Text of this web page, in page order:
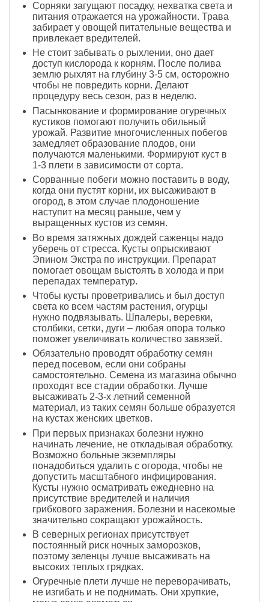
Сорняки загущают посадку, нехватка света и
питания отражается на урожайности. Трава
забирает у овощей питательные вещества и
привлекает вредителей.
Не стоит забывать о рыхлении, оно дает
доступ кислорода к корням. После полива
землю рыхлят на глубину 3-5 см, осторожно
чтобы не повредить корни. Делают
процедуру весь сезон, раз в неделю.
Пасынкование и формирование огуречных
кустиков помогают получить обильный
урожай. Развитие многочисленных побегов
замедляет образование плодов, они
получаются маленькими. Формируют куст в
1-3 плети в зависимости от сорта.
Сорванные побеги можно поставить в воду,
когда они пустят корни, их высаживают в
огород, в этом случае плодоношение
наступит на месяц раньше, чем у
выращенных кустов из семян.
Во время затяжных дождей саженцы надо
уберечь от стресса. Кусты опрыскивают
Эпином Экстра по инструкции. Препарат
помогает овощам выстоять в холода и при
перепадах температур.
Чтобы кусты проветривались и был доступ
света ко всем частям растения, огурцы
нужно подвязывать. Шпалеры, веревки,
столбики, сетки, дуги – любая опора только
поможет увеличивать количество завязей.
Обязательно проводят обработку семян
перед посевом, если они собраны
самостоятельно. Семена из магазина обычно
проходят все стадии обработки. Лучше
высаживать 2-3-х летний семенной
материал, из таких семян больше образуется
на кустах женских цветков.
При первых признаках болезни нужно
начинать лечение, не откладывая обработку.
Возможно больные экземпляры
понадобиться удалить с огорода, чтобы не
допустить масштабного инфицирования.
Кусты нужно осматривать ежедневно на
присутствие вредителей и наличия
грибкового заражения. Болезни и насекомые
значительно сокращают урожайность.
В северных регионах присутствует
постоянный риск ночных заморозков,
поэтому зеленцы лучше высаживать на
высоких теплых грядках.
Огуречные плети лучше не переворачивать,
не изгибать и не поднимать. Они хрупкие,